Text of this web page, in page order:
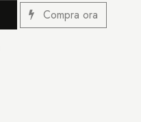
Compra ora